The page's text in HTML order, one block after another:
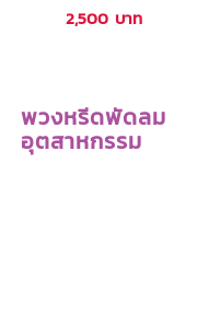
2,500 บาท
พวงหรีดพัดลม
อุตสาหกรรม